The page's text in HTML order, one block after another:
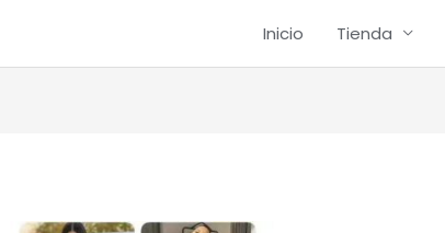
Inicio Tienda